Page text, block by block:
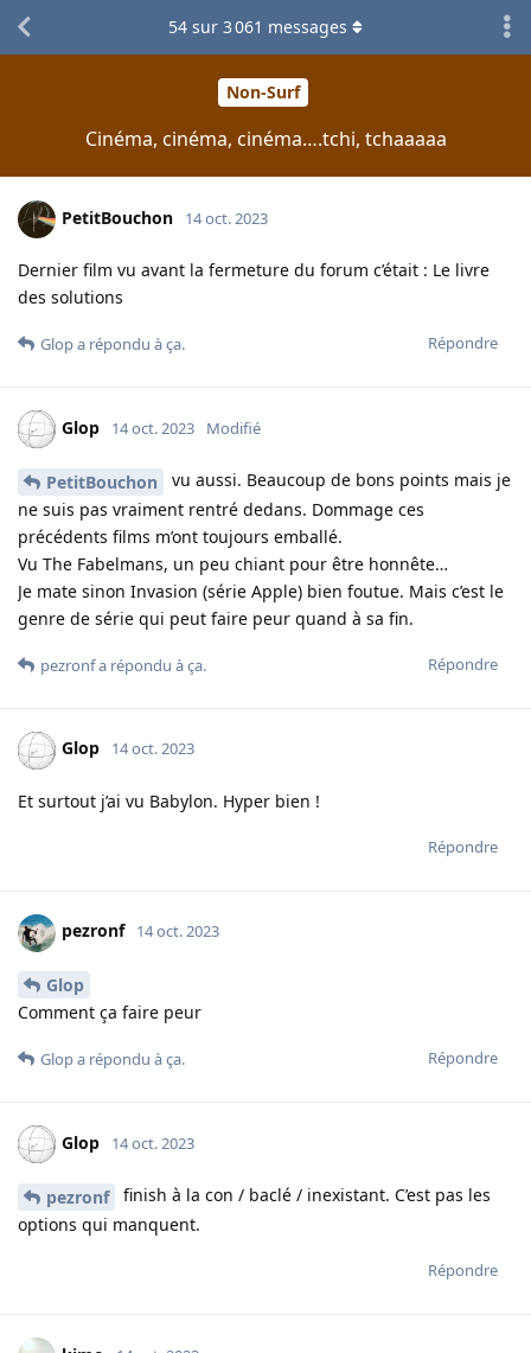
Non-Surf
Cinéma, cinéma, cinéma….tchi, tchaaaaa
54 sur 3 061 messages
PetitBouchon 14 oct. 2023
Dernier film vu avant la fermeture du forum c’était : Le livre
des solutions
Répondre
Glopa répondu à ça.
Glop 14 oct. 2023 Modifié
PetitBouchon
vu aussi. Beaucoup de bons points mais je
ne suis pas vraiment rentré dedans. Dommage ces
précédents films m’ont toujours emballé.
Vu The Fabelmans, un peu chiant pour être honnête…
Je mate sinon Invasion (série Apple) bien foutue. Mais c’est le
genre de série qui peut faire peur quand à sa fin.
Répondre
pezronfa répondu à ça.
Glop 14 oct. 2023
Et surtout j’ai vu Babylon. Hyper bien !
Répondre
pezronf 14 oct. 2023
Glop
Comment ça faire peur
Répondre
Glopa répondu à ça.
Glop 14 oct. 2023
pezronf
finish à la con / baclé / inexistant. C’est pas les
options qui manquent.
Répondre